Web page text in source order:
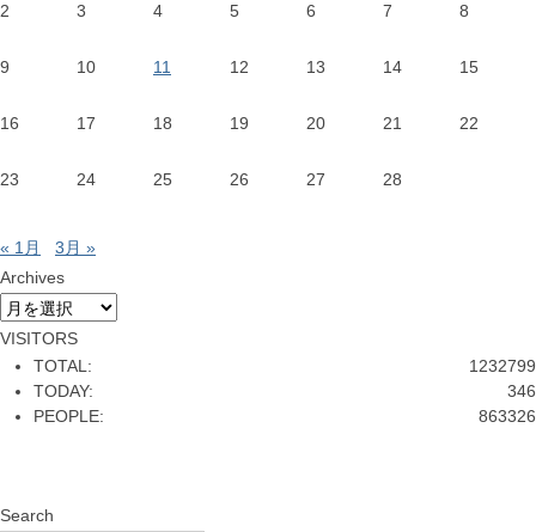
2 3 4 5 6 7 8
9 10 11 12 13 14 15
16 17 18 19 20 21 22
23 24 25 26 27 28
« 1月
3月 »
Archives
Archives
VISITORS
1232799
TOTAL:
346
TODAY:
863326
PEOPLE:
Search